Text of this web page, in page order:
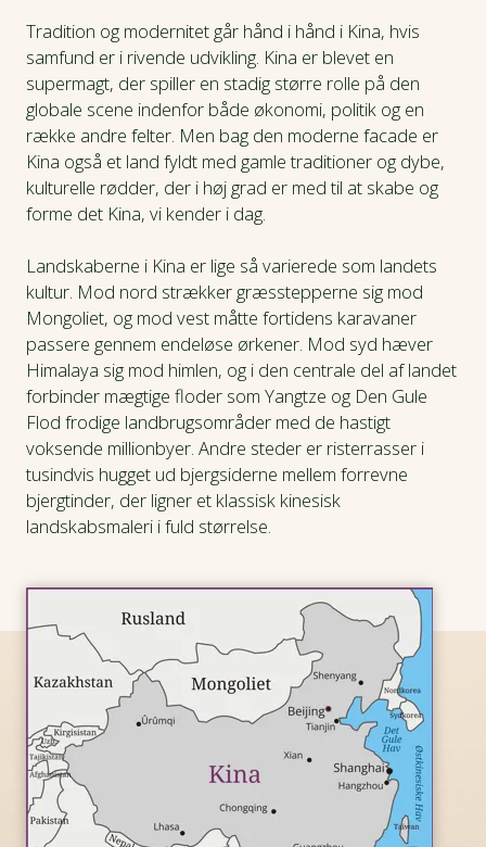
Byer
Vejr og klima
Turisme
Tradition og modernitet går hånd i hånd i Kina, hvis
samfund er i rivende udvikling. Kina er blevet en
supermagt, der spiller en stadig større rolle på den
globale scene indenfor både økonomi, politik og en
række andre felter. Men bag den moderne facade er
Kina også et land fyldt med gamle traditioner og dybe,
kulturelle rødder, der i høj grad er med til at skabe og
forme det Kina, vi kender i dag.
Landskaberne i Kina er lige så varierede som landets
kultur. Mod nord strækker græsstepperne sig mod
Mongoliet, og mod vest måtte fortidens karavaner
passere gennem endeløse ørkener. Mod syd hæver
Himalaya sig mod himlen, og i den centrale del af landet
forbinder mægtige floder som Yangtze og Den Gule
Flod frodige landbrugsområder med de hastigt
voksende millionbyer. Andre steder er risterrasser i
tusindvis hugget ud bjergsiderne mellem forrevne
bjergtinder, der ligner et klassisk kinesisk
landskabsmaleri i fuld størrelse.